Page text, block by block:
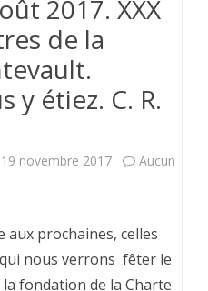
2017. XXX
de la
y étiez. C. R.
19 novembre 2017
Aucun
aux prochaines, celles
nous verrons fêter le
la fondation de la Charte